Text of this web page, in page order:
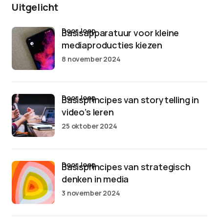
Uitgelicht
Basisapparatuur voor kleine
mediaproducties kiezen
door Joep
8 november 2024
Basisprincipes van storytelling in
video’s leren
door Joep
25 oktober 2024
Basisprincipes van strategisch
denken in media
door Joep
3 november 2024